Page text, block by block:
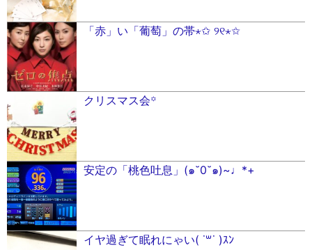
「赤」い「葡萄」の帯⋆✩ ୨୧⋆✩
クリスマス会꙳
安定の「桃色吐息」(๑˘0˘๑)~♩*+
イヤ過ぎて眠れにゃい( ˙꒳​˙ )ｽﾝ